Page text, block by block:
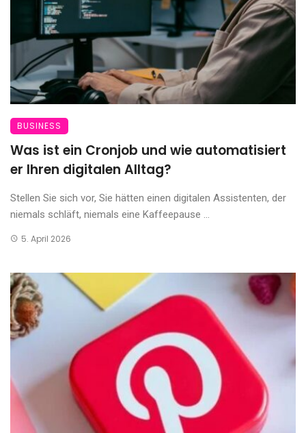
BUSINESS
Was ist ein Cronjob und wie automatisiert
er Ihren digitalen Alltag?
Stellen Sie sich vor, Sie hätten einen digitalen Assistenten, der
niemals schläft, niemals eine Kaffeepause ...
5. April 2026